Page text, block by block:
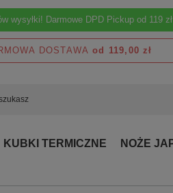
wysyłki! Darmowe DPD Pickup od 119
DOSTAWA od 119,00 zł
KUBKI TERMICZNE NOŻE